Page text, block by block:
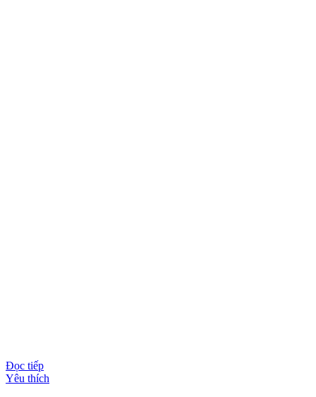
Đọc tiếp
Yêu thích